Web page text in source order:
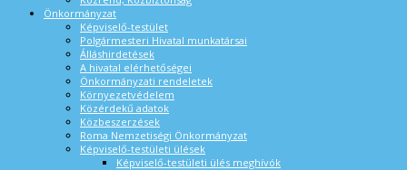
Önkormányzat
Képviselő-testület
Polgármesteri Hivatal munkatársai
Álláshirdetések
A hivatal elérhetőségei
Önkormányzati rendeletek
Környezetvédelem
Közérdekű adatok
Közbeszerzések
Roma Nemzetiségi Önkormányzat
Képviselő-testületi ülések
Képviselő-testületi ülés meghívók